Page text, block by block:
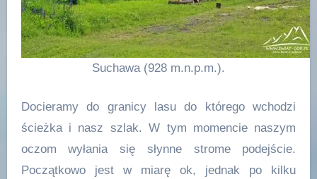
Suchawa (928 m.n.p.m.).
Docieramy do granicy lasu do którego wchodzi
ścieżka i nasz szlak. W tym momencie naszym
oczom wyłania się słynne strome podejście.
Początkowo jest w miarę ok, jednak po kilku